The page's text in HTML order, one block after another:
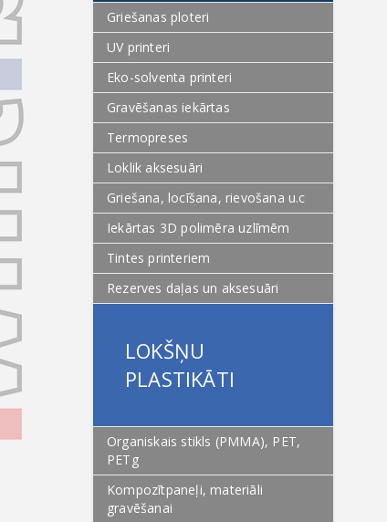
Griešanas ploteri
UV printeri
Eko-solventa printeri
Gravēšanas iekārtas
Termopreses
Loklik aksesuāri
Griešana, locīšana, rievošana u.c
Iekārtas 3D polimēra uzlīmēm
Tintes printeriem
Rezerves daļas un aksesuāri
LOKŠŅU
PLASTIKĀTI
Organiskais stikls (PMMA), PET,
PETg
Kompozītpaneļi, materiāli
gravēšanai